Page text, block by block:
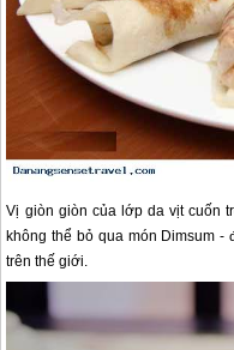
Vị giòn giòn của lớp da vịt cuốn
không thể bỏ qua món Dimsum
trên thế giới.